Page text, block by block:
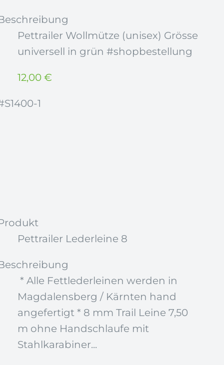
Pettrailer Wollmütze (unisex) Grösse
universell in grün #shopbestellung
12,00 €
1
Pettrailer Lederleine 8
* Alle Fettlederleinen werden in
Magdalensberg / Kärnten hand
angefertigt * 8 mm Trail Leine 7,50
m ohne Handschlaufe mit
Stahlkarabiner...